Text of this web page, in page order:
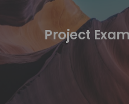
Project